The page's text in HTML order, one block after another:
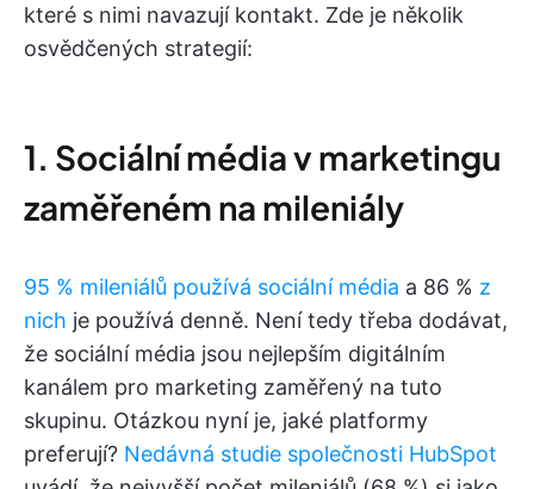
které s nimi navazují kontakt. Zde je několik
osvědčených strategií:
1. Sociální média v marketingu
zaměřeném na mileniály
95 % mileniálů používá sociální média a 86 % z
nich je používá denně. Není tedy třeba dodávat,
že sociální média jsou nejlepším digitálním
kanálem pro marketing zaměřený na tuto
skupinu. Otázkou nyní je, jaké platformy
preferují? Nedávná studie společnosti HubSpot